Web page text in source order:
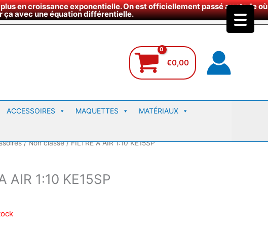
en croissance exponentielle. On est officiellement passé au stade où
ça avec une équation différentielle.
rendre visite
€0,00
ACCESSOIRES MAQUETTES MATÉRIAUX
/Non classé/ FILTRE A AIR 1:10 KE15SP
AIR 1:10 KE15SP